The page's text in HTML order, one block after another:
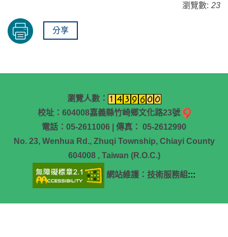
瀏覽數: 23
分享
瀏覽人數：
校址：604008嘉義縣竹崎鄉文化路23號
電話：05-2611006 | 傳真： 05-2612990
No. 23, Wenhua Rd., Zhuqi Township, Chiayi County
604008 , Taiwan (R.O.C.)
網站維護：技術服務組 :::